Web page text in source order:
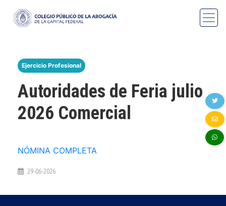
Ejercicio Profesional
Autoridades de Feria julio
2026 Comercial
NÓMINA COMPLETA
29-06-2026